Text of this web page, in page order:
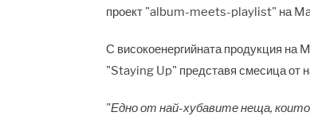
проект "album-meets-playlist" на
С високоенергийната продукция на
"Staying Up" представя смесица от
"Едно от най-хубавите неща,